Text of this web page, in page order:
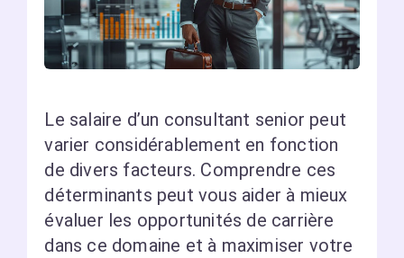
Le salaire d’un consultant senior peut
varier considérablement en fonction
de divers facteurs. Comprendre ces
déterminants peut vous aider à mieux
évaluer les opportunités de carrière
dans ce domaine et à maximiser votre